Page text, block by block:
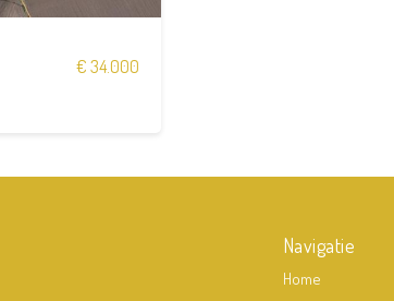
€ 34.000
Navigatie
Home